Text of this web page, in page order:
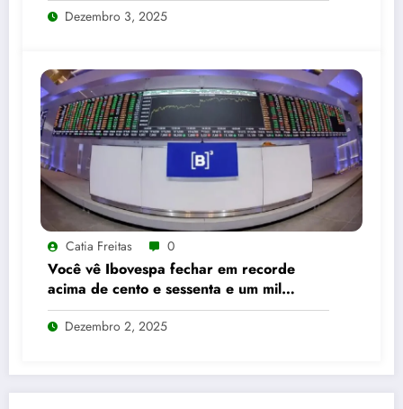
Dezembro 3, 2025
Catia Freitas 0
Você vê Ibovespa fechar em recorde
acima de cento e sessenta e um mil
pontos enquanto dólar recua para cinco
reais e trinta e três centavos
Dezembro 2, 2025